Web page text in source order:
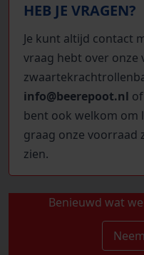
HEB JE VRAGEN?
Je kunt altijd contact
vraag hebt over onze
info@beerepoot.nl
bent ook welkom om
graag onze voorraad
zien.
Benieuwd wat